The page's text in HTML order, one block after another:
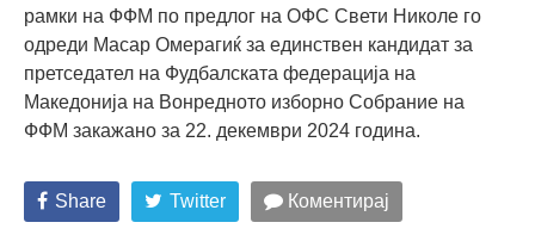
рамки на ФФМ по предлог на ОФС Свети Николе го
одреди Масар Омерагиќ за единствен кандидат за
претседател на Фудбалската федерација на
Македонија на Вонредното изборно Собрание на
ФФМ закажано за 22. декември 2024 година.
Share Twitter Коментирај